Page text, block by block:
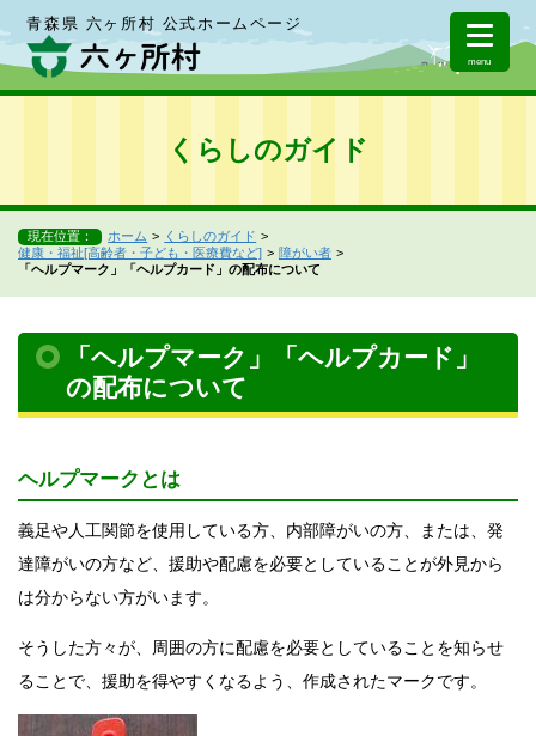
青森県 六ヶ所村 公式ホームページ
menu
くらしのガイド
現在位置： ホーム
くらしのガイド
健康・福祉[高齢者・子ども・医療費など]
障がい者
「ヘルプマーク」「ヘルプカード」の配布について
「ヘルプマーク」「ヘルプカード」
の配布について
ヘルプマークとは
義足や人工関節を使用している方、内部障がいの方、または、発
達障がいの方など、援助や配慮を必要としていることが外見から
は分からない方がいます。
そうした方々が、周囲の方に配慮を必要としていることを知らせ
ることで、援助を得やすくなるよう、作成されたマークです。